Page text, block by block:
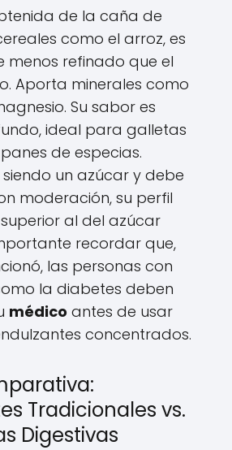
de la caña de
como el arroz, es
menos refinado que el
Aporta minerales como
Su sabor es
ideal para galletas
de especias.
un azúcar y debe
moderación, su perfil
al del azúcar
recordar que,
las personas con
la diabetes deben
médico antes de usar
concentrados.
Tradicionales vs.
Digestivas